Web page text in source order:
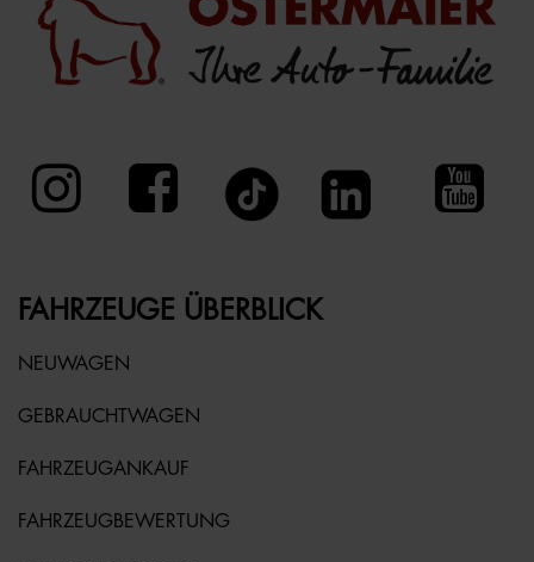
FAHRZEUGE ÜBERBLICK
NEUWAGEN
GEBRAUCHTWAGEN
FAHRZEUGANKAUF
FAHRZEUGBEWERTUNG